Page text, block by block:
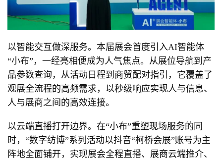
以智能交互做深服务。本届展会首度引入AI智能体
“小布”，一经亮相便成为人气焦点。从展位导航到产
品参数查询，从活动日程到商贸配对指引，它覆盖了
观展全流程的高频需求，以秒级响应实现人与信息、
人与展商之间的高效连接。
以云端直播打开边界。在“小布”重塑现场服务的同
时，“数字纺博”系列活动以抖音“柯桥会展”账号为主
阵地全面铺开，实现展会全程直播、展商云端推介、